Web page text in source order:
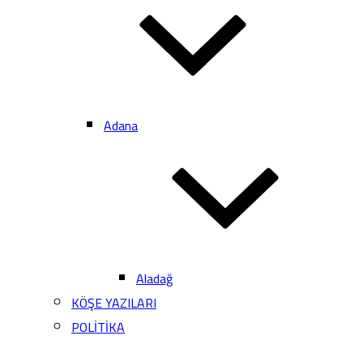
Adana
Aladağ
KÖŞE YAZILARI
POLİTİKA